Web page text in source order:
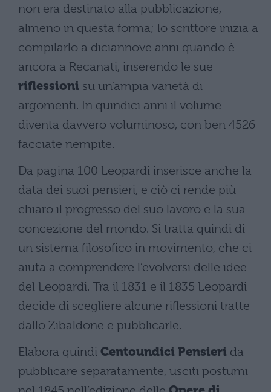
non era destinato alla pubblicazione,
almeno in questa forma; lo scrittore inizia a
compilarlo a diciannove anni quando è
ancora a Recanati, inserendo le sue
riflessioni su un’ampia varietà di
argomenti. In quindici anni il volume
diventa davvero voluminoso, con ben 4526
facciate riempite.
Da pagina 100 Leopardi inserisce anche la
data dei suoi pensieri, e ciò ci rende più
chiaro il progresso del suo lavoro e la sua
concezione del mondo. Si tratta quindi di
un sistema filosofico in movimento, che ci
aiuta a comprendere l’evolversi delle idee
del Leopardi. Tra il 1831 e il 1835 Leopardi
decide di scegliere alcune riflessioni tratte
dallo Zibaldone e pubblicarle.
Elabora quindi Centoundici Pensieri da
pubblicare separatamente, usciti postumi